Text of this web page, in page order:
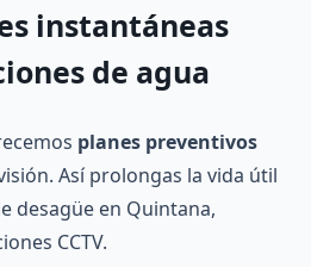
instantáneas
de agua
planes preventivos
Así prolongas la vida útil
desagüe en Quintana,
CCTV.